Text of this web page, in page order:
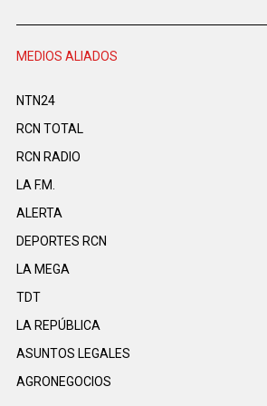
MEDIOS ALIADOS
NTN24
RCN TOTAL
RCN RADIO
LA F.M.
ALERTA
DEPORTES RCN
LA MEGA
TDT
LA REPÚBLICA
ASUNTOS LEGALES
AGRONEGOCIOS